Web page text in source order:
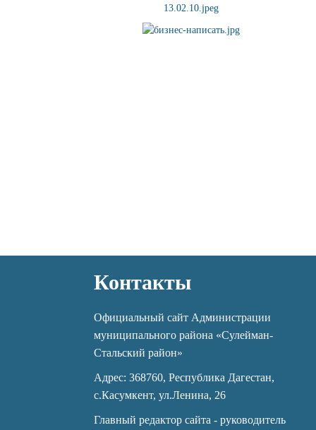
Контакты
Официальный сайт Администрации
муниципального района «Сулейман-
Стальский район»
Адрес: 368760, Республика Дагестан,
с.Касумкент, ул.Ленина, 26
Главный редактор сайта - руководитель